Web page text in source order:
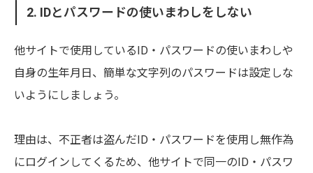
2. IDとパスワードの使いまわしをしない
他サイトで使用しているID・パスワードの使いまわしや
自身の生年月日、簡単な文字列のパスワードは設定しな
いようにしましょう。
理由は、不正者は盗んだID・パスワードを使用し無作為
にログインしてくるため、他サイトで同一のID・パスワ